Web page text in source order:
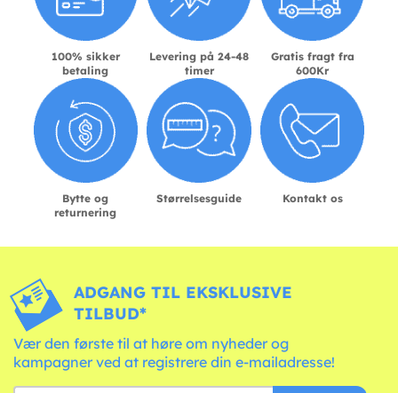
100% sikker
betaling
Levering på 24-48
timer
Gratis fragt fra
600Kr
Bytte og
returnering
Størrelsesguide Kontakt os
ADGANG TIL EKSKLUSIVE
TILBUD*
Vær den første til at høre om nyheder og
kampagner ved at registrere din e-mailadresse!